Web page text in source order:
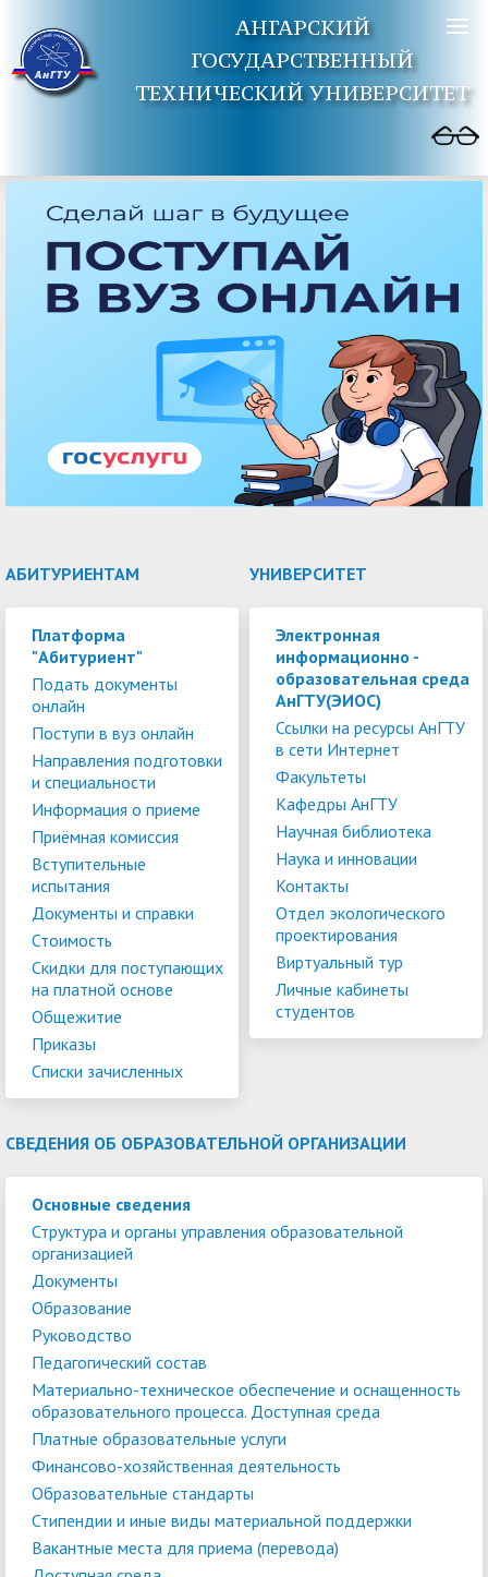
АНГАРСКИЙ
ГОСУДАРСТВЕННЫЙ
ТЕХНИЧЕСКИЙ УНИВЕРСИТЕТ
АБИТУРИЕНТАМ
Платформа
"Абитуриент"
Подать документы
онлайн
Поступи в вуз онлайн
Направления подготовки
и специальности
Информация о приеме
Приёмная комиссия
Вступительные
испытания
Документы и справки
Стоимость
Скидки для поступающих
на платной основе
Общежитие
Приказы
Списки зачисленных
УНИВЕРСИТЕТ
Электронная
информационно -
образовательная среда
АнГТУ(ЭИОС)
Ссылки на ресурсы АнГТУ
в сети Интернет
Факультеты
Кафедры АнГТУ
Научная библиотека
Наука и инновации
Контакты
Отдел экологического
проектирования
Виртуальный тур
Личные кабинеты
студентов
СВЕДЕНИЯ ОБ ОБРАЗОВАТЕЛЬНОЙ ОРГАНИЗАЦИИ
Основные сведения
Структура и органы управления образовательной
организацией
Документы
Образование
Руководство
Педагогический состав
Материально-техническое обеспечение и оснащенность
образовательного процесса. Доступная среда
Платные образовательные услуги
Финансово-хозяйственная деятельность
Образовательные стандарты
Стипендии и иные виды материальной поддержки
Вакантные места для приема (перевода)